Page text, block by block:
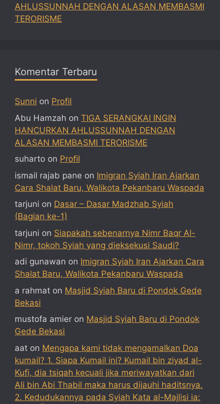
AHLUSSUNNAH DENGAN ALASAN MEMBASMI
TERORISME
Komentar Terbaru
Sunni on Profil
Abu Hamzah on TIGA SERANGKAI INGIN
HANCURKAN AHLUSSUNNAH DENGAN
ALASAN MEMBASMI TERORISME
suharto on Profil
ismail rajab pane on Imigran Syiah Iran Ajarkan
Cara Shalat Baru, Walikota Pekanbaru Waspada
tarjuni on Dasar – Dasar Madzhab Syiah
(Bagian ke-1)
tarjuni on Siapakah sebenarnya Nimr Baqr Al-
Nimr, tokoh Syiah yang dieksekusi Saudi?
adi gunawan on Imigran Syiah Iran Ajarkan Cara
Shalat Baru, Walikota Pekanbaru Waspada
a rahmat on Masjid Syiah Baru di Pondok Gede
Bekasi
mustofa amier on Masjid Syiah Baru di Pondok
Gede Bekasi
aat on Mengapa kami tidak mengamalkan Doa
kumail? 1. Siapa Kumail ini? Kumail bin ziyad al-
Kufi, dia tsiqah kecuali jika meriwayatkan dari
Ali bin Abi Thabil maka harus dijauhi haditsnya.
2. Kedudukannya pada Syiah Kata al-Majlisi ia: